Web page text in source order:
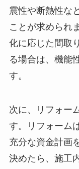
震性や断熱性な
ことが求められ
化に応じた間取
る場合は、機能
す。
次に、リフォー
す。リフォーム
充分な資金計画
決めたら、施工